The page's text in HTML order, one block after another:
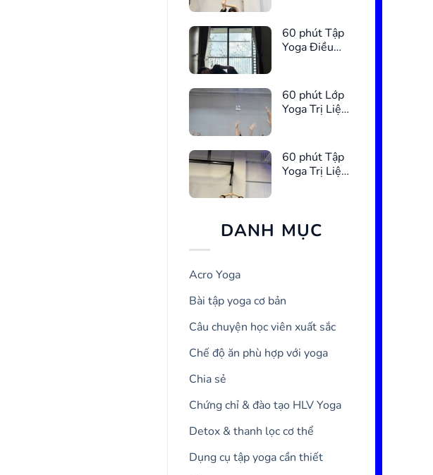
60 phút Tập
Yoga Điều
60 phút Lớp
Yoga Trị Liệu
60 phút Tập
Yoga Trị Liệu
DANH MỤC
Acro Yoga
Bài tập yoga cơ bản
Câu chuyện học viên xuất sắc
Chế độ ăn phù hợp với yoga
Chia sẻ
Chứng chỉ & đào tạo HLV Yoga
Detox & thanh lọc cơ thể
Dụng cụ tập yoga cần thiết